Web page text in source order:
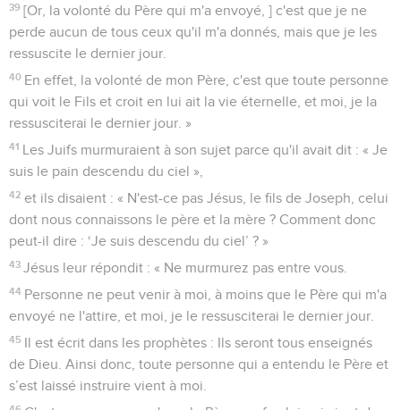
39 [Or, la volonté du Père qui m'a envoyé, ] c'est que je ne
perde aucun de tous ceux qu'il m'a donnés, mais que je les
ressuscite le dernier jour.
40 En effet, la volonté de mon Père, c'est que toute personne
qui voit le Fils et croit en lui ait la vie éternelle, et moi, je la
ressusciterai le dernier jour. »
41 Les Juifs murmuraient à son sujet parce qu'il avait dit : « Je
suis le pain descendu du ciel »,
42 et ils disaient : « N'est-ce pas Jésus, le fils de Joseph, celui
dont nous connaissons le père et la mère ? Comment donc
peut-il dire : ‘Je suis descendu du ciel’ ? »
43 Jésus leur répondit : « Ne murmurez pas entre vous.
44 Personne ne peut venir à moi, à moins que le Père qui m'a
envoyé ne l'attire, et moi, je le ressusciterai le dernier jour.
45 Il est écrit dans les prophètes : Ils seront tous enseignés
de Dieu. Ainsi donc, toute personne qui a entendu le Père et
s’est laissé instruire vient à moi.